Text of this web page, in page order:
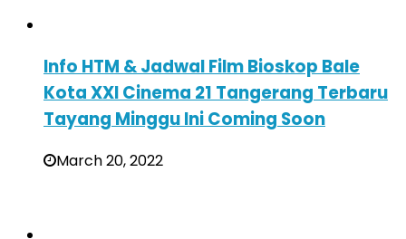
Info HTM & Jadwal Film Bioskop Bale
Kota XXI Cinema 21 Tangerang Terbaru
Tayang Minggu Ini Coming Soon
March 20, 2022